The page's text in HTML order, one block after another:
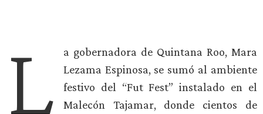
L
a gobernadora de Quintana Roo, Mara
Lezama Espinosa, se sumó al ambiente
festivo del “Fut Fest” instalado en el
Malecón Tajamar, donde cientos de